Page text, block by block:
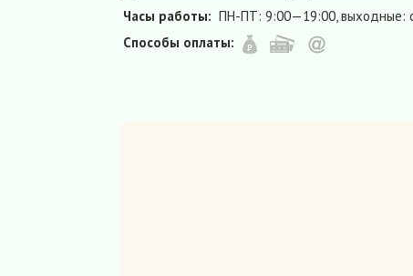
Часы работы: ПН-ПТ: 9:00—19:00, выходные:
Способы оплаты: